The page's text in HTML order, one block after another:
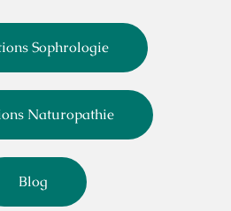
Sophrologie
Naturopathie
Blog